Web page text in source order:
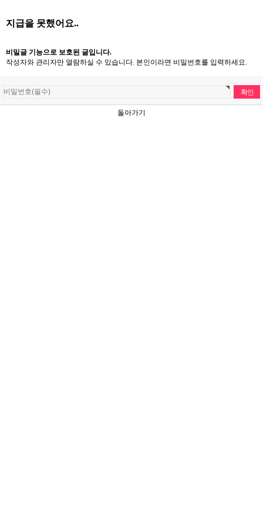
지급을 못했어요..
비밀글 기능으로 보호된 글입니다.
작성자와 관리자만 열람하실 수 있습니다. 본인이라면 비밀번호를 입력하세요.
돌아가기